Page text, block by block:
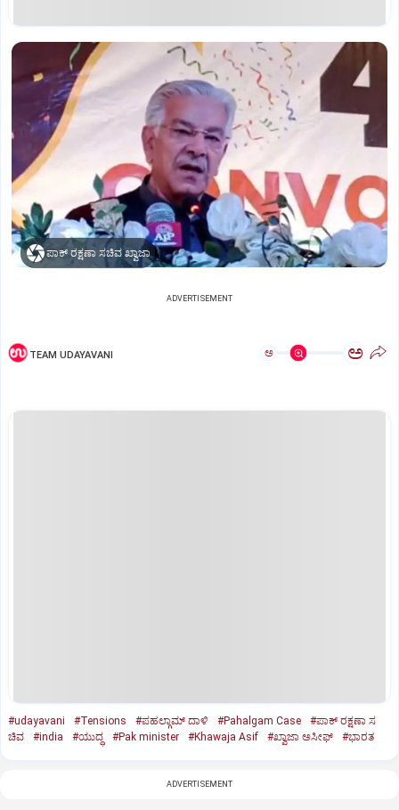
ಪಾಕ್‌ ರಕ್ಷಣಾ ಸಚಿವ ಖ್ವಾಜಾ
ADVERTISEMENT
TEAM UDAYAVANI ಅ ಅ
#udayavani #Tensions #ಪಹಲ್ಗಾಮ್ ದಾಳಿ #Pahalgam Case
#ಪಾಕ್‌ ರಕ್ಷಣಾ ಸ
ಚಿವ
#india #ಯುದ್ಧ #Pak minister #Khawaja Asif #ಖ್ವಾಜಾ ಅಸೀಫ್ #ಭಾರತ
ADVERTISEMENT